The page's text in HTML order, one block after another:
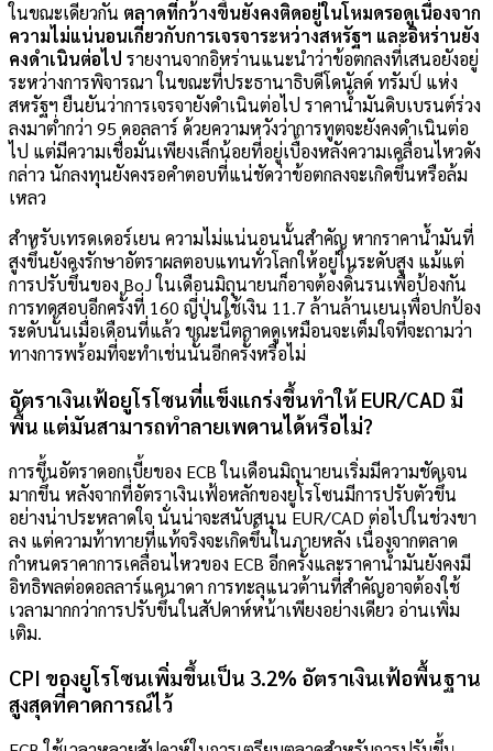
ในขณะเดียวกัน ตลาดที่กว้างขึ้นยังคงติดอยู่ในโหมดรอดูเนื่องจาก
ความไม่แน่นอนเกี่ยวกับการเจรจาระหว่างสหรัฐฯ และอิหร่านยัง
คงดำเนินต่อไป รายงานจากอิหร่านแนะนำว่าข้อตกลงที่เสนอยังอยู่
ระหว่างการพิจารณา ในขณะที่ประธานาธิบดีโดนัลด์ ทรัมป์ แห่ง
สหรัฐฯ ยืนยันว่าการเจรจายังดำเนินต่อไป ราคาน้ำมันดิบเบรนต์ร่วง
ลงมาต่ำกว่า 95 ดอลลาร์ ด้วยความหวังว่าการทูตจะยังคงดำเนินต่อ
ไป แต่มีความเชื่อมั่นเพียงเล็กน้อยที่อยู่เบื้องหลังความเคลื่อนไหวดัง
กล่าว นักลงทุนยังคงรอคำตอบที่แน่ชัดว่าข้อตกลงจะเกิดขึ้นหรือล้ม
เหลว
สำหรับเทรดเดอร์เยน ความไม่แน่นอนนั้นสำคัญ หากราคาน้ำมันที่
สูงขึ้นยังคงรักษาอัตราผลตอบแทนทั่วโลกให้อยู่ในระดับสูง แม้แต่
การปรับขึ้นของ BoJ ในเดือนมิถุนายนก็อาจต้องดิ้นรนเพื่อป้องกัน
การทดสอบอีกครั้งที่ 160 ญี่ปุ่นใช้เงิน 11.7 ล้านล้านเยนเพื่อปกป้อง
ระดับนั้นเมื่อเดือนที่แล้ว ขณะนี้ตลาดดูเหมือนจะเต็มใจที่จะถามว่า
ทางการพร้อมที่จะทำเช่นนั้นอีกครั้งหรือไม่
อัตราเงินเฟ้อยูโรโซนที่แข็งแกร่งขึ้นทำให้ EUR/CAD มี
พื้น แต่มันสามารถทำลายเพดานได้หรือไม่?
การขึ้นอัตราดอกเบี้ยของ ECB ในเดือนมิถุนายนเริ่มมีความชัดเจน
มากขึ้น หลังจากที่อัตราเงินเฟ้อหลักของยูโรโซนมีการปรับตัวขึ้น
อย่างน่าประหลาดใจ นั่นน่าจะสนับสนุน EUR/CAD ต่อไปในช่วงขา
ลง แต่ความท้าทายที่แท้จริงจะเกิดขึ้นในภายหลัง เนื่องจากตลาด
กำหนดราคาการเคลื่อนไหวของ ECB อีกครั้งและราคาน้ำมันยังคงมี
อิทธิพลต่อดอลลาร์แคนาดา การทะลุแนวต้านที่สำคัญอาจต้องใช้
เวลามากกว่าการปรับขึ้นในสัปดาห์หน้าเพียงอย่างเดียว อ่านเพิ่ม
เติม.
CPI ของยูโรโซนเพิ่มขึ้นเป็น 3.2% อัตราเงินเฟ้อพื้นฐาน
สูงสุดที่คาดการณ์ไว้